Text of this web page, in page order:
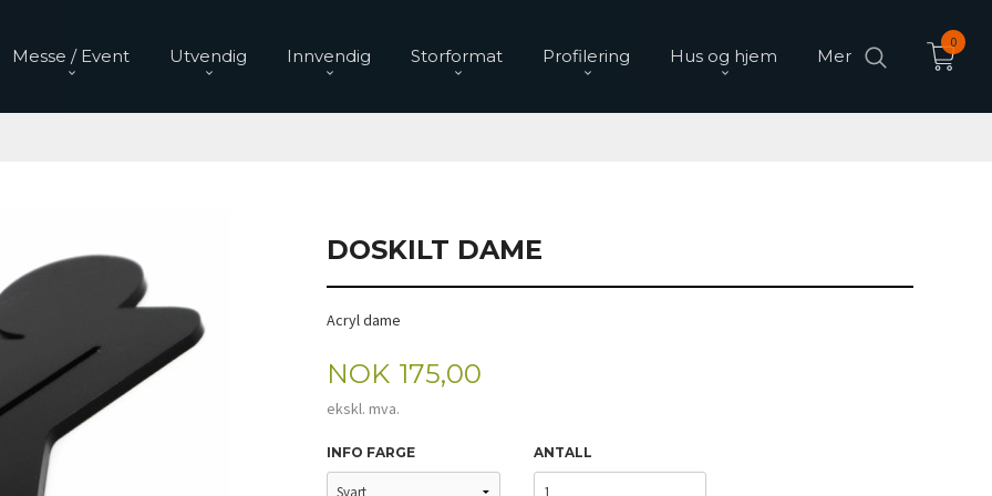
Messe / Event Utvendig Innvendig Storformat Profilering Hus og hjem Mer
0
DOSKILT DAME
Acryl dame
Pris
NOK 175,00
ekskl. mva.
INFO FARGE ANTALL